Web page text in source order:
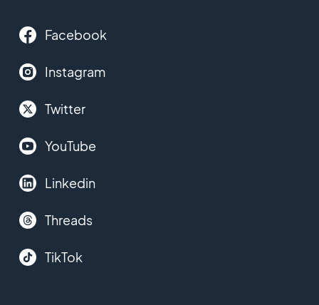
Facebook
Instagram
Twitter
YouTube
Linkedin
Threads
TikTok